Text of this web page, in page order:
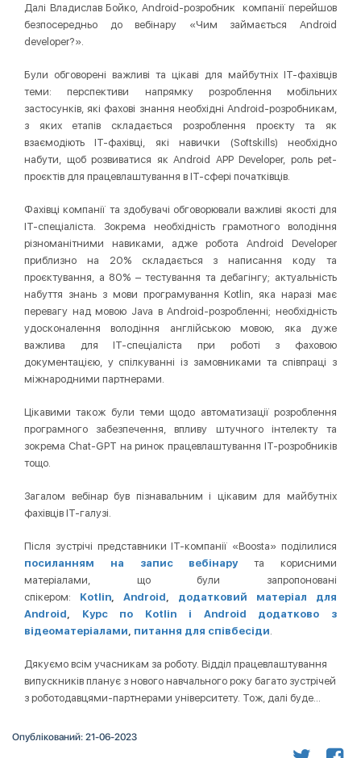
Далі Владислав Бойко, Android-розробник компанії перейшов
безпосередньо до вебінару «Чим займається Android
developer?».
Були обговорені важливі та цікаві для майбутніх IT-фахівців
теми: перспективи напрямку розроблення мобільних
застосунків, які фахові знання необхідні Android-розробникам,
з яких етапів складається розроблення проєкту та як
взаємодіють IT-фахівці, які навички (Softskills) необхідно
набути, щоб розвиватися як Android APP Developer, роль pet-
проєктів для працевлаштування в IT-сфері початківців.
Фахівці компанії та здобувачі обговорювали важливі якості для
ІТ-спеціаліста. Зокрема необхідність грамотного володіння
різноманітними навиками, адже робота Android Developer
приблизно на 20% складається з написання коду та
проєктування, а 80% – тестування та дебагінгу; актуальність
набуття знань з мови програмування Kotlin, яка наразі має
перевагу над мовою Java в Android-розробленні; необхідність
удосконалення володіння англійською мовою, яка дуже
важлива для IT-спеціаліста при роботі з фаховою
документацією, у спілкуванні із замовниками та співпраці з
міжнародними партнерами.
Цікавими також були теми щодо автоматизації розроблення
програмного забезпечення, впливу штучного інтелекту та
зокрема Chat-GPT на ринок працевлаштування IT-розробників
тощо.
Загалом вебінар був пізнавальним і цікавим для майбутніх
фахівців ІТ-галузі.
Після зустрічі представники ІТ-компанії «Boosta» поділилися
посиланням на запис вебінарута корисними
матеріалами, що були запропоновані
спікером: Kotlin Android додатковий матеріал для
Android
Курс по Kotlin і Android додатково з
відеоматеріалами питання для співбесіди
Дякуємо всім учасникам за роботу. Відділ працевлаштування
випускників планує з нового навчального року багато зустрічей
з роботодавцями-партнерами університету. Тож, далі буде…
Опублікований: 21-06-2023